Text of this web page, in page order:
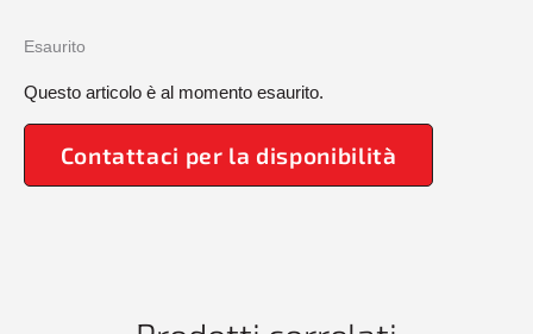
Esaurito
Questo articolo è al momento esaurito.
Contattaci per la disponibilità